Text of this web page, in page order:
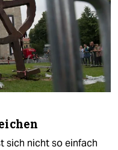
sich nicht so einfach